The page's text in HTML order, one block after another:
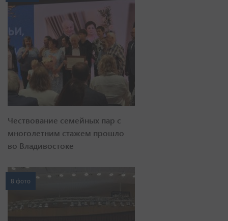
Чествование семейных пар с
многолетним стажем прошло
во Владивостоке
8 фото